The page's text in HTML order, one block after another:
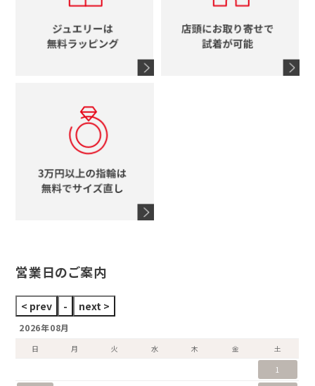
グッチ
スタージュエリー
ウノアエレ
コーチ
ブランドアイテムをすべて見る
エルメス
シャネル
タグホイヤー
営業日のご案内
2026年08月
日 月 火 水 木 金
土
1